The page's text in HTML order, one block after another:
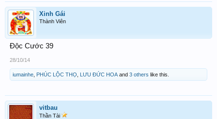
Xinh Gái
Thành Viên
Độc Cước 39
28/10/14
iumainhe PHÚC LỘC THỌ LƯU ĐỨC HOA and 3 others like this.
vitbau
Thần Tài